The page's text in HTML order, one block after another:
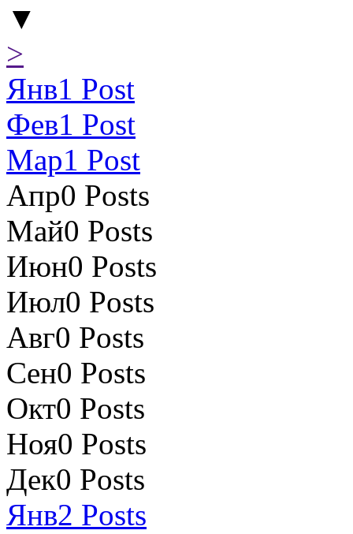
▼
>
Янв1 Post
Фев1 Post
Мар1 Post
Апр0 Posts
Май0 Posts
Июн0 Posts
Июл0 Posts
Авг0 Posts
Сен0 Posts
Окт0 Posts
Ноя0 Posts
Дек0 Posts
Янв2 Posts